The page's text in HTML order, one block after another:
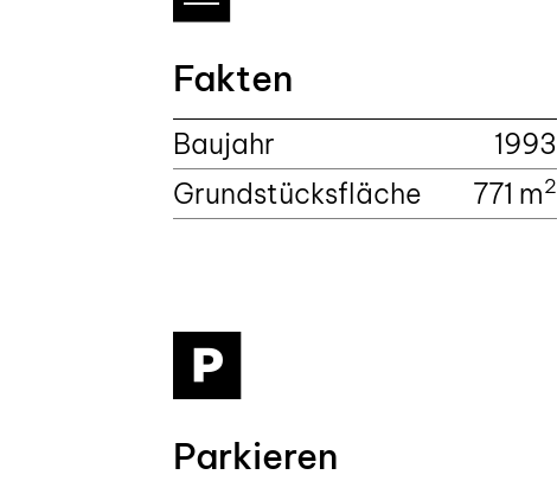
Fakten
Baujahr
1993
Grundstücksfläche
771 m2
Parkieren